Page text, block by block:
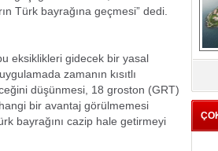
Türk bayrağına geçmesi” dedi.
eksiklikleri gidecek bir yasal
zamanın kısıtlı
düşünmesi, 18 groston (GRT)
bir avantaj görülmemesi
bayrağını cazip hale getirmeyi